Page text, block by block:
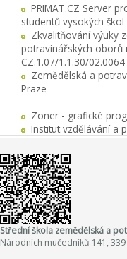
PRIMAT.CZ Server
studentů vysokých škol
Zkvalitňování výuky
potravinářských oborů
CZ.1.07/1.1.30/02.0064
Zemědělská a
Praze
Zoner - grafické
Institut vzdělávání a
Střední škola zemědělská a
Národních mučedníků 141,